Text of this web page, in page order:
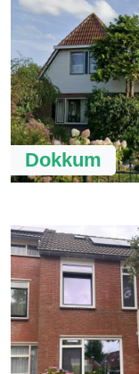
Dokkum